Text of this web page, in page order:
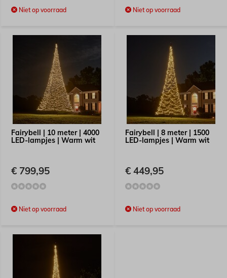
Niet op voorraad Niet op voorraad
Fairybell | 10 meter | 4000
LED-lampjes | Warm wit
€ 799,95
Niet op voorraad
Fairybell | 8 meter | 1500
LED-lampjes | Warm wit
€ 449,95
Niet op voorraad